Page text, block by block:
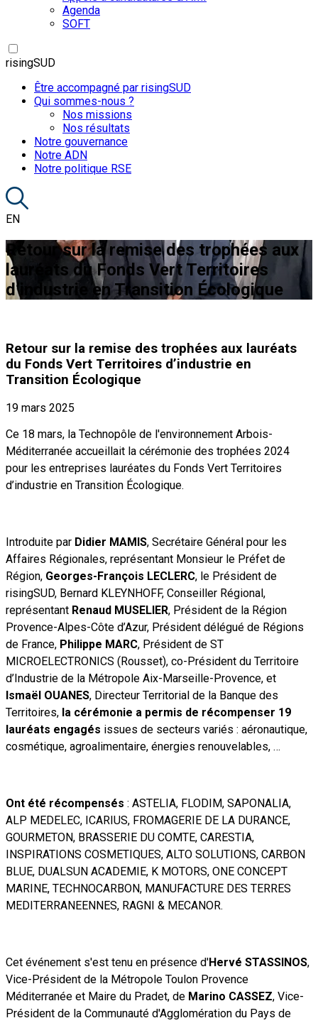
Agenda
SOFT
risingSUD
Être accompagné par risingSUD
Qui sommes-nous ?
Nos missions
Nos résultats
Notre gouvernance
Notre ADN
Notre politique RSE
EN
Retour sur la remise des trophées aux
lauréats du Fonds Vert Territoires
d’industrie en Transition Écologique
Retour sur la remise des trophées aux lauréats
du Fonds Vert Territoires d’industrie en
Transition Écologique
19 mars 2025
Ce 18 mars, la Technopôle de l'environnement Arbois-
Méditerranée accueillait la cérémonie des trophées 2024
pour les entreprises lauréates du Fonds Vert Territoires
d’industrie en Transition Écologique.
Introduite par Didier MAMIS, Secrétaire Général pour les
Affaires Régionales, représentant Monsieur le Préfet de
Région, Georges-François LECLERC, le Président de
risingSUD, Bernard KLEYNHOFF, Conseiller Régional,
représentant Renaud MUSELIER, Président de la Région
Provence-Alpes-Côte d’Azur, Président délégué de Régions
de France, Philippe MARC, Président de ST
MICROELECTRONICS (Rousset), co-Président du Territoire
d’Industrie de la Métropole Aix-Marseille-Provence, et
Ismaël OUANES, Directeur Territorial de la Banque des
Territoires, la cérémonie a permis de récompenser 19
lauréats engagés issues de secteurs variés : aéronautique,
cosmétique, agroalimentaire, énergies renouvelables, …
Ont été récompensés : ASTELIA, FLODIM, SAPONALIA,
ALP MEDELEC, ICARIUS, FROMAGERIE DE LA DURANCE,
GOURMETON, BRASSERIE DU COMTE, CARESTIA,
INSPIRATIONS COSMETIQUES, ALTO SOLUTIONS, CARBON
BLUE, DUALSUN ACADEMIE, K MOTORS, ONE CONCEPT
MARINE, TECHNOCARBON, MANUFACTURE DES TERRES
MEDITERRANEENNES, RAGNI & MECANOR.
Cet événement s'est tenu en présence d'Hervé STASSINOS,
Vice-Président de la Métropole Toulon Provence
Méditerranée et Maire du Pradet, de Marino CASSEZ, Vice-
Président de la Communauté d'Agglomération du Pays de